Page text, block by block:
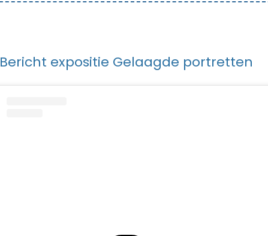
Bericht expositie Gelaagde portretten